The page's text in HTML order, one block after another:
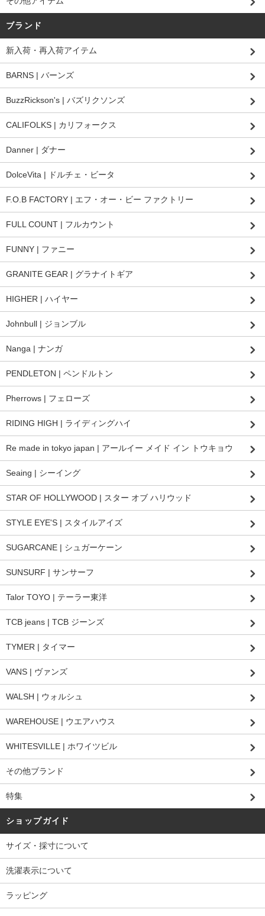
ブランド
新入荷・再入荷アイテム
BARNS | バーンズ
BuzzRickson's | バズリクソンズ
CALIFOLKS | カリフォークス
Danner | ダナー
DolceVita | ドルチェ・ビータ
F.O.B FACTORY | エフ・オー・ビー ファクトリー
FULL COUNT | フルカウント
FUNNY | ファニー
GRANITE GEAR | グラナイトギア
HIGHER | ハイヤー
Johnbull | ジョンブル
Nanga | ナンガ
PENDLETON | ペンドルトン
Pherrows | フェローズ
RIDING HIGH | ライディングハイ
Re made in tokyo japan | アールイー メイド イン トウキョウ
Seaing | シーイング
STAR OF HOLLYWOOD | スター オブ ハリウッド
STYLE EYE'S | スタイルアイズ
SUGARCANE | シュガーケーン
SUNSURF | サンサーフ
Talor TOYO | テーラー東洋
TCB jeans | TCB ジーンズ
TYMER | タイマー
VANS | ヴァンズ
WALSH | ウォルシュ
WAREHOUSE | ウエアハウス
WHITESVILLE | ホワイツビル
その他ブランド
特集
ショップガイド
サイズ・採寸について
洗濯表示について
ラッピング